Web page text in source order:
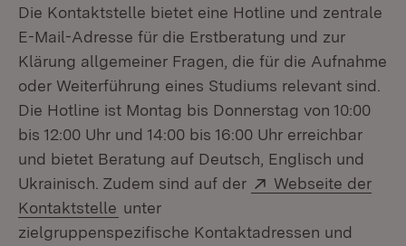
Die Kontaktstelle bietet eine Hotline und zentrale
E-Mail-Adresse für die Erstberatung und zur
Klärung allgemeiner Fragen, die für die Aufnahme
oder Weiterführung eines Studiums relevant sind.
Die Hotline ist Montag bis Donnerstag von 10:00
bis 12:00 Uhr und 14:00 bis 16:00 Uhr erreichbar
und bietet Beratung auf Deutsch, Englisch und
Ukrainisch. Zudem sind auf der
Extern:
Webseite der
Kontaktstelle (Öffnet in neuem Fenster)
unter
zielgruppenspezifische Kontaktadressen und